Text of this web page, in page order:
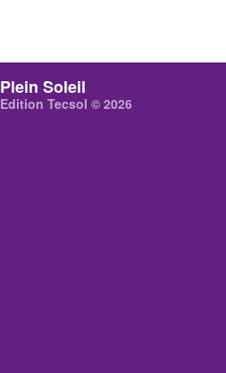
Plein Soleil
Edition Tecsol © 2026